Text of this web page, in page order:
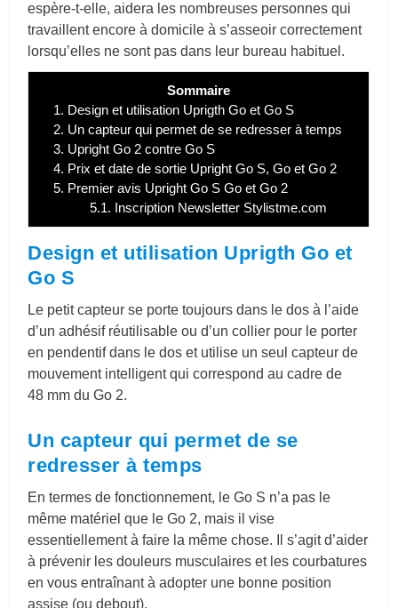
espère-t-elle, aidera les nombreuses personnes qui
travaillent encore à domicile à s’asseoir correctement
lorsqu’elles ne sont pas dans leur bureau habituel.
Sommaire
1. Design et utilisation Uprigth Go et Go S
2. Un capteur qui permet de se redresser à temps
3. Upright Go 2 contre Go S
4. Prix et date de sortie Upright Go S, Go et Go 2
5. Premier avis Upright Go S Go et Go 2
5.1. Inscription Newsletter Stylistme.com
Design et utilisation Uprigth Go et
Go S
Le petit capteur se porte toujours dans le dos à l’aide
d’un adhésif réutilisable ou d’un collier pour le porter
en pendentif dans le dos et utilise un seul capteur de
mouvement intelligent qui correspond au cadre de
48 mm du Go 2.
Un capteur qui permet de se
redresser à temps
En termes de fonctionnement, le Go S n’a pas le
même matériel que le Go 2, mais il vise
essentiellement à faire la même chose. Il s’agit d’aider
à prévenir les douleurs musculaires et les courbatures
en vous entraînant à adopter une bonne position
assise (ou debout).